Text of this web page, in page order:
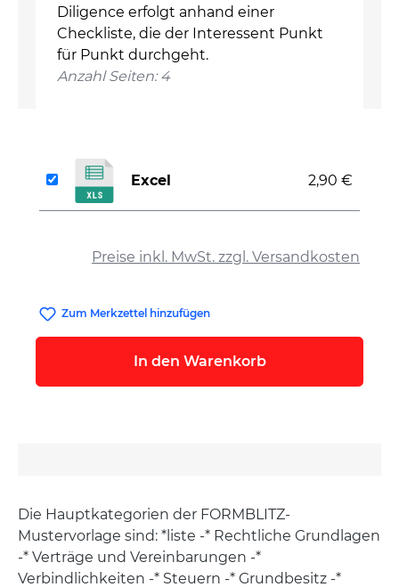
Diligence erfolgt anhand einer
Checkliste, die der Interessent Punkt
für Punkt durchgeht.
Anzahl Seiten: 4
Preise inkl. MwSt. zzgl. Versandkosten
Excel 2,90 €
Zum Merkzettel hinzufügen
In den Warenkorb
Die Hauptkategorien der FORMBLITZ-
Mustervorlage sind: *liste -* Rechtliche Grundlagen
-* Verträge und Vereinbarungen -*
Verbindlichkeiten -* Steuern -* Grundbesitz -*